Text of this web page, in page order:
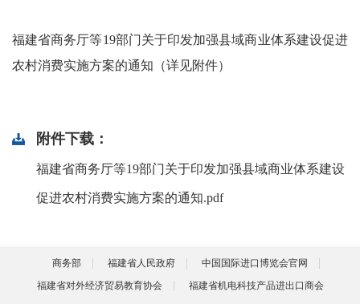
福建省商务厅等19部门关于印发加强县域商业体系建设促进
农村消费实施方案的通知（详见附件）
附件下载：
福建省商务厅等19部门关于印发加强县域商业体系建设
促进农村消费实施方案的通知.pdf
商务部 福建省人民政府
中国国际进口博览会官网
福建省对外经济贸易教育协会
福建省机电科技产品进出口商会